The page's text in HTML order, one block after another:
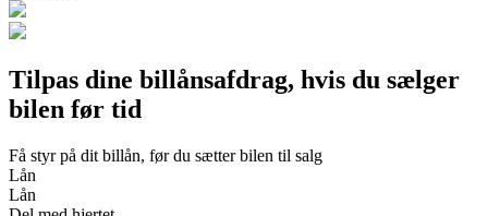
Tilpas dine billånsafdrag, hvis du sælger
bilen før tid
Få styr på dit billån, før du sætter bilen til salg
Lån
Lån